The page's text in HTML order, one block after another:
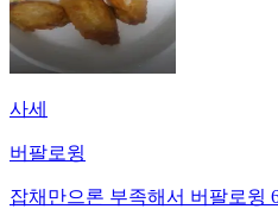
사세
버팔로윙
잡채만으론 부족해서 버팔로윙